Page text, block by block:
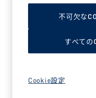
ブランドスト
Cookie設定
不可欠な
すべての